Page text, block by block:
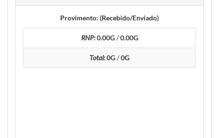
Provimento: (Recebido/Enviado)
RNP: 0.00G/0.00G
Total:0G/0G